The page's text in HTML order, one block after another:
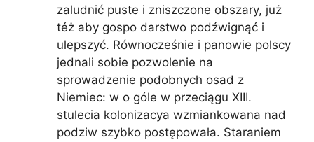
zaludnić puste i zniszczone obszary, już
téż aby gospo darstwo podźwignąć i
ulepszyć. Równocześnie i panowie polscy
jednali sobie pozwolenie na
sprowadzenie podobnych osad z
Niemiec: w o góle w przeciągu XIII.
stulecia kolonizacya wzmiankowana nad
podziw szybko postępowała. Staraniem